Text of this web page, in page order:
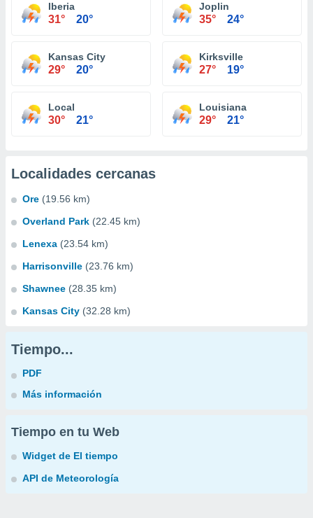
Iberia
31° 20°
Joplin
35° 24°
Kansas City
29° 20°
Kirksville
27° 19°
Local
30° 21°
Louisiana
29° 21°
Localidades cercanas
Ore (19.56 km)
Overland Park (22.45 km)
Lenexa (23.54 km)
Harrisonville (23.76 km)
Shawnee (28.35 km)
Kansas City (32.28 km)
Tiempo...
PDF
Más información
Tiempo en tu Web
Widget de El tiempo
API de Meteorología